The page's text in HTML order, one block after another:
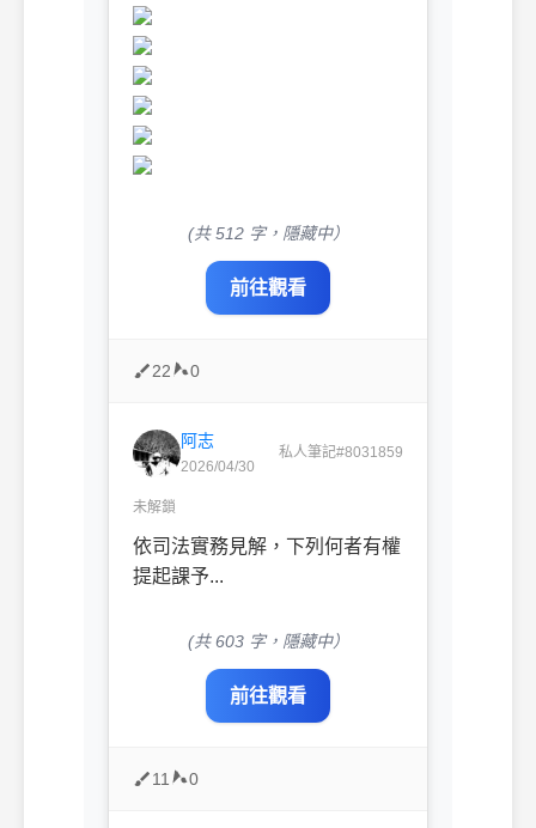
(共 512 字，隱藏中）
前往觀看
22 0
阿志
2026/04/30
私人筆記#8031859
未解鎖
依司法實務見解，下列何者有權
提起課予...
(共 603 字，隱藏中）
前往觀看
11 0